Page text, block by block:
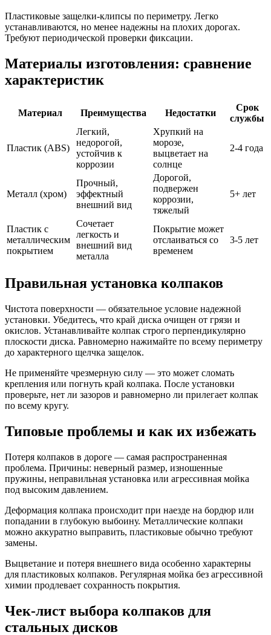
Пластиковые защелки-клипсы по периметру. Легко
устанавливаются, но менее надежны на плохих дорогах.
Требуют периодической проверки фиксации.
Материалы изготовления: сравнение
характеристик
Материал Преимущества Недостатки
Срок
службы
Пластик (ABS)
Легкий,
недорогой,
устойчив к
коррозии
Хрупкий на
морозе,
выцветает на
солнце
2-4 года
Металл (хром)
Прочный,
эффектный
внешний вид
Дорогой,
подвержен
коррозии,
тяжелый
5+ лет
Пластик с
металлическим
покрытием
Сочетает
легкость и
внешний вид
металла
Покрытие может
отслаиваться со
временем
3-5 лет
Правильная установка колпаков
Чистота поверхности — обязательное условие надежной
установки. Убедитесь, что край диска очищен от грязи и
окислов. Устанавливайте колпак строго перпендикулярно
плоскости диска. Равномерно нажимайте по всему периметру
до характерного щелчка защелок.
Не применяйте чрезмерную силу — это может сломать
крепления или погнуть край колпака. После установки
проверьте, нет ли зазоров и равномерно ли прилегает колпак
по всему кругу.
Типовые проблемы и как их избежать
Потеря колпаков в дороге — самая распространенная
проблема. Причины: неверный размер, изношенные
пружины, неправильная установка или агрессивная мойка
под высоким давлением.
Деформация колпака происходит при наезде на бордюр или
попадании в глубокую выбоину. Металлические колпаки
можно аккуратно выправить, пластиковые обычно требуют
замены.
Выцветание и потеря внешнего вида особенно характерны
для пластиковых колпаков. Регулярная мойка без агрессивной
химии продлевает сохранность покрытия.
Чек-лист выбора колпаков для
стальных дисков